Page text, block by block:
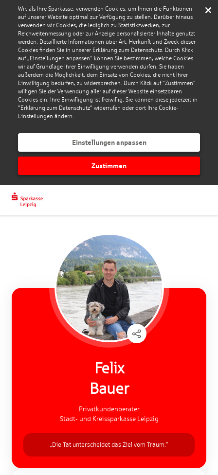
Wir, als Ihre Sparkasse, verwenden Cookies, um Ihnen die Funktionen
auf unserer Website optimal zur Verfügung zu stellen. Darüber hinaus
verwenden wir Cookies, die lediglich zu Statistikzwecken, zur
Reichweitenmessung oder zur Anzeige personalisierter Inhalte genutzt
werden. Detaillierte Informationen über Art, Herkunft und Zweck dieser
Cookies finden Sie in unserer Erklärung zum Datenschutz. Durch Klick
auf „Einstellungen anpassen“ können Sie bestimmen, welche Cookies
wir auf Grundlage Ihrer Einwilligung verwenden dürfen. Sie haben
außerdem die Möglichkeit, dem Einsatz von Cookies, die nicht Ihrer
Einwilligung bedürfen, zu widersprechen. Durch Klick auf “Zustimmen“
willigen Sie der Verwendung aller auf dieser Website einsetzbaren
Cookies ein. Ihre Einwilligung ist freiwillig. Sie können diese jederzeit in
"Erklärung zum Datenschutz" widerrufen oder dort Ihre Cookie-
Einstellungen ändern.
Einstellungen anpassen
Zustimmen
Felix
Bauer
Privatkundenberater
Stadt- und Kreissparkasse Leipzig
„Die Tat unterscheidet das Ziel vom Traum.“